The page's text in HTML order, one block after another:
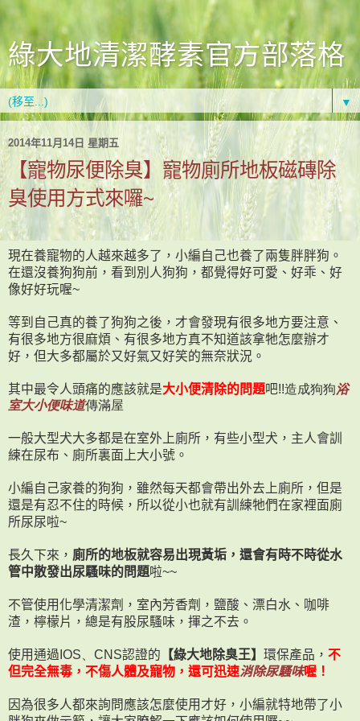
綠大地清潔酵素官方部落格
▼
2014年11月14日 星期五
【寵物尿便除臭】寵物廁所地板磁磚除
臭使用方式來囉~
現在養寵物的人越來越多了，小編自己也養了兩隻胖胖狗。
在還沒養狗狗前，看到別人狗狗，都覺得好可愛、好乖、好
像好好玩喔~
等到自己真的養了狗狗之後，才會發現有很多地方要注意、
有很多地方很麻煩、有很多地方真不知道該拿牠怎麼辦才
好，但大多都屬於又好氣又好笑的無奈狀況。
其中最令人頭痛的應該就是大小便清除的問題吧!!造成狗狗浴
室大小便味道傳滿屋
一般大型犬大多都是在室外上廁所，有些小型犬，主人會訓
練在尿布、廁所裏面上大小號。
小編自己家養的狗狗，雖然每天都會帶出外去上廁所，但是
還是有忍不住的時候，所以從小也就有訓練牠們在家裡面廁
所尿尿啦~
長久下來， 廁所的地板就容易出現黃垢，還會有時不時從水
管中散發出尿騷味的問題啦~~
不管使用化學清潔劑，室內芳香劑，鹽酸、漂白水、咖啡
渣，檸檬片，總是有股尿騷味，揮之不去。
使用通過 IOS、CNS認證的 【綠大地除臭王】 環保產品， 不
但完全無毒，不傷人體及寵物，還可迅速消除尿騷味喔 ！
因為很多人都來詢問應該怎麼使用才好，小編就特地帶了小